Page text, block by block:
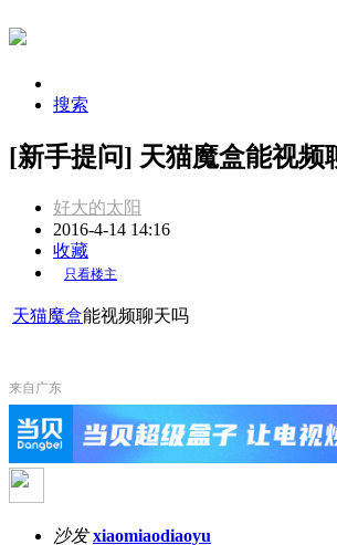
搜索
[新手提问] 天猫魔盒能视频
好大的太阳
2016-4-14 14:16
收藏
只看楼主
天猫魔盒能视频聊天吗
来自广东
沙发 xiaomiaodiaoyu